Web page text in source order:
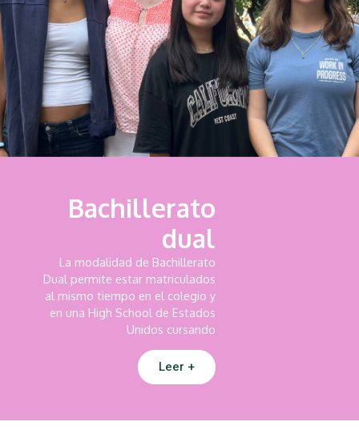
Bachillerato
dual
La modalidad de Bachillerato
Dual permite estar matriculados
al mismo tiempo en el colegio y
en una High School de Estados
Unidos cursando
Leer +